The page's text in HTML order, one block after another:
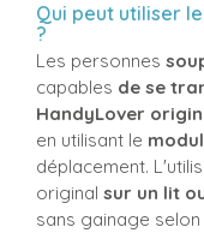
Qui peut utiliser
?
Les personnes
capables de se
HandyLover
en utilisant le
déplacement.
original sur un lit
sans gainage